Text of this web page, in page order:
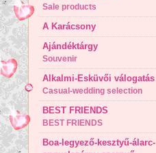
Sale products
A Karácsony
Ajándéktárgy
Souvenir
Alkalmi-Esküvői válogatás
Casual-wedding selection
BEST FRIENDS
BEST FRIENDS
Boa-legyező-kesztyű-álarc-